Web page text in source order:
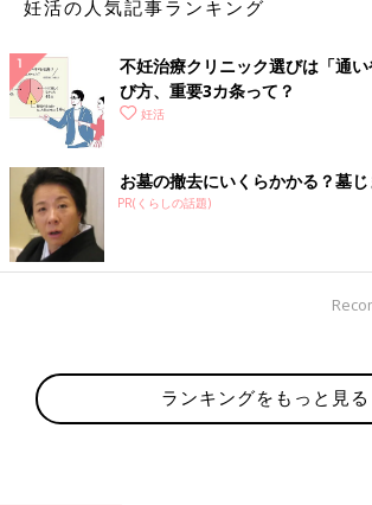
妊活の人気記事ランキング
不妊治療クリニック選びは「通
び方、重要3カ条って？
妊活
お墓の撤去にいくらかかる？墓
PR(くらしの話題)
ランキングをもっと見る